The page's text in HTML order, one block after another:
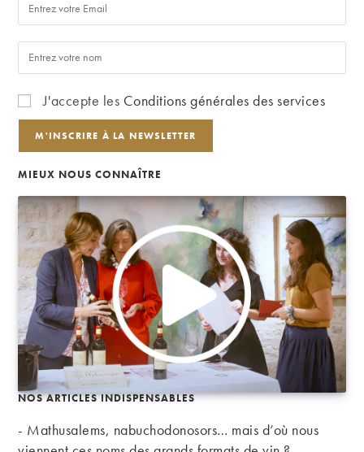
J'accepte les Conditions générales des services
MIEUX NOUS CONNAÎTRE
NOS ARTICLES INDISPENSABLES
- Mathusalems, nabuchodonosors… mais d’où nous